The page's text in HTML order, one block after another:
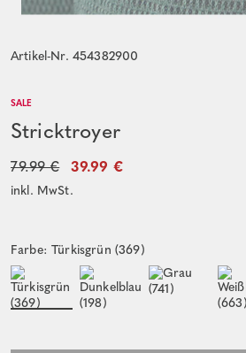
Artikel-Nr. 454382900
SALE
Stricktroyer
79.99 € 39.99 €
inkl. MwSt.
Farbe: Türkisgrün (369)